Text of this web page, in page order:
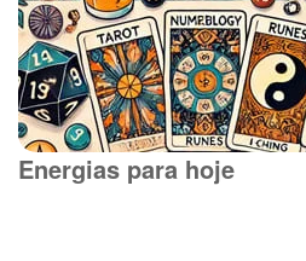
Energias para hoje